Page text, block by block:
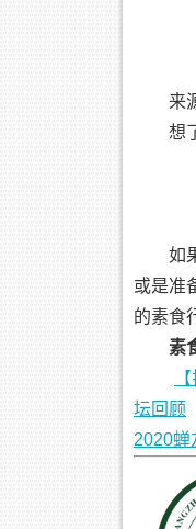
来
想
如
或是准
的素食
素
坛回顾
2020蝉